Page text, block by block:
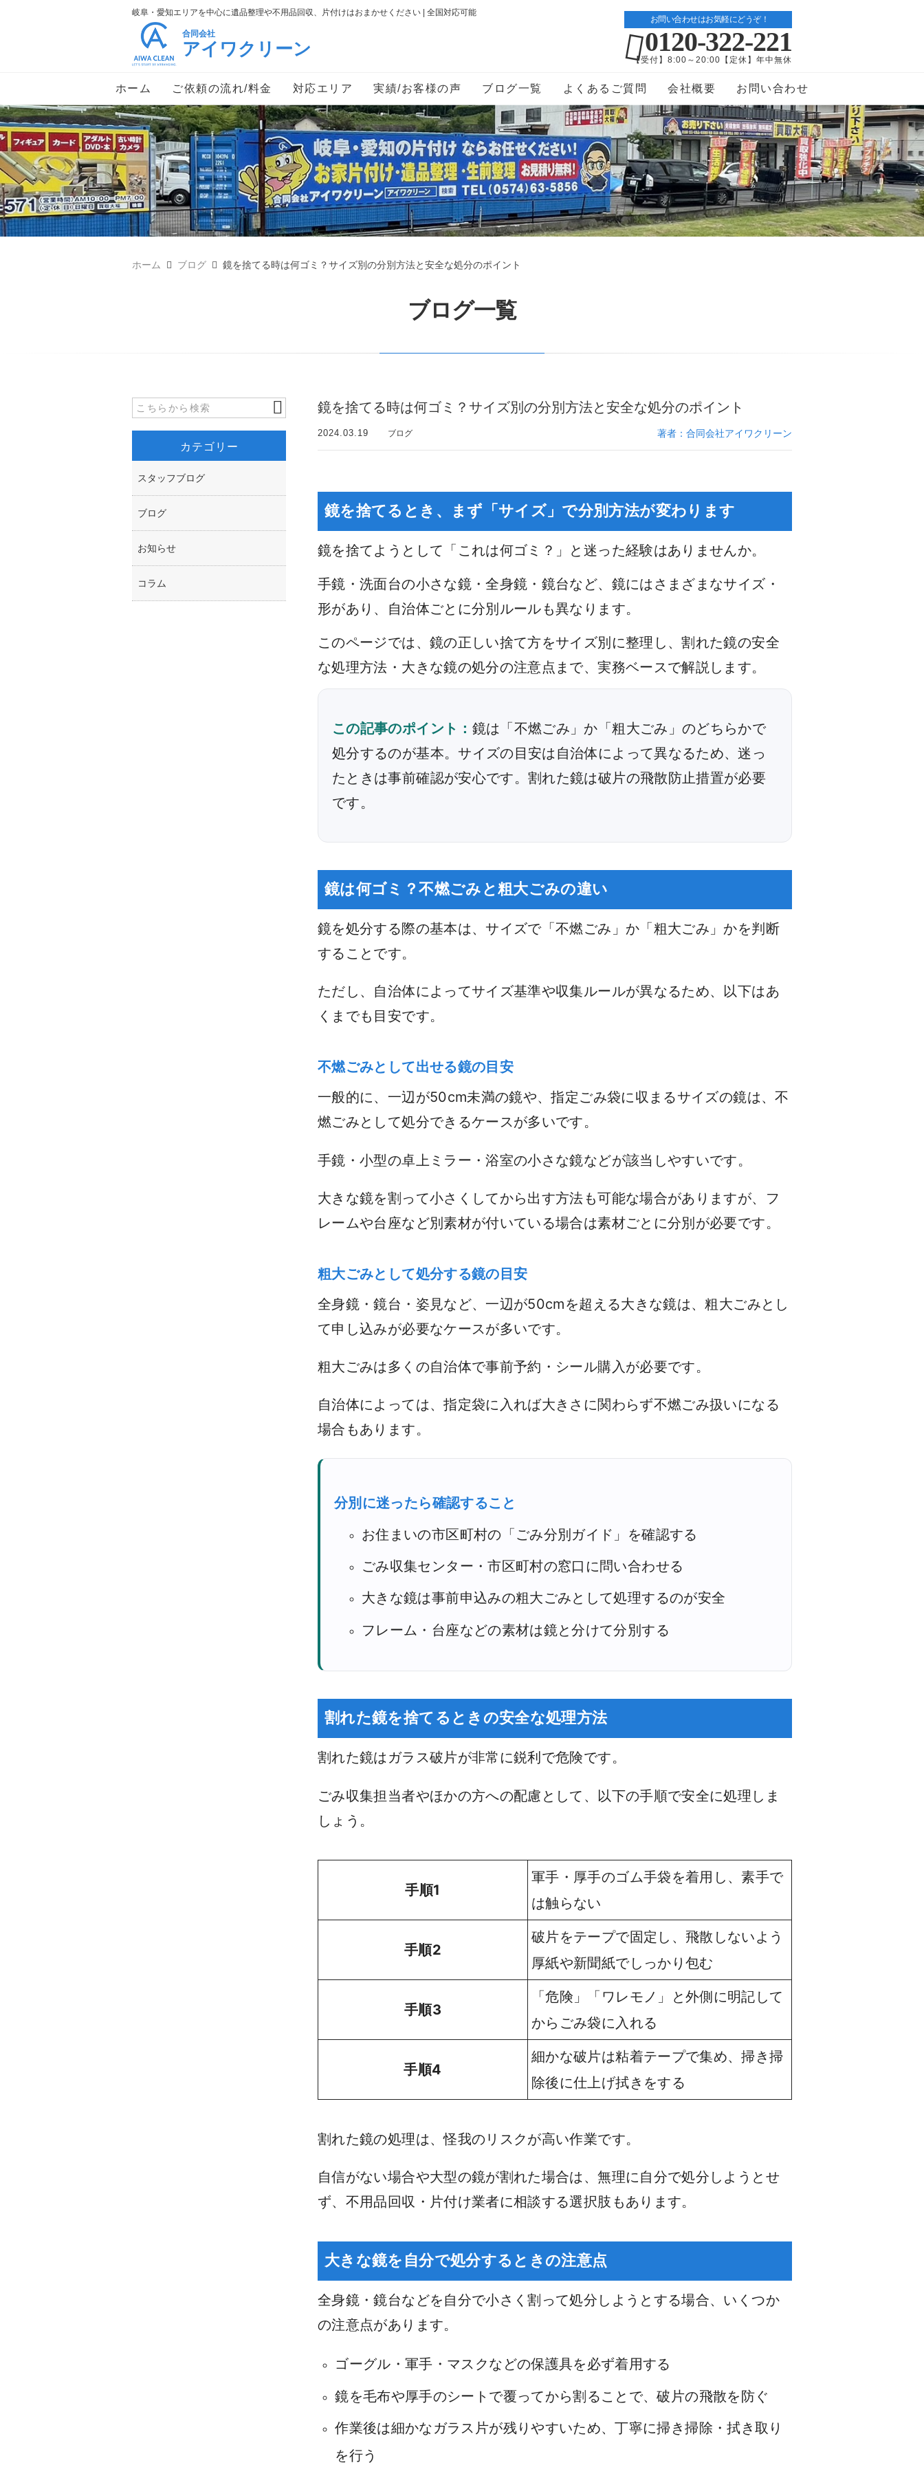
岐阜・愛知エリアを中心に遺品整理や不用品回収、片付けはおまかせください | 全国対応可能
合同会社
アイワクリーン
お問い合わせはお気軽にどうぞ！
0120-322-221
【受付】8:00～20:00【定休】年中無休
ホーム ご依頼の流れ/料金 対応エリア 実績/お客様の声 ブログ一覧 よくあるご質問 会社概要 お問い合わせ
ホーム ブログ 鏡を捨てる時は何ゴミ？サイズ別の分別方法と安全な処分のポイント
ブログ一覧
鏡を捨てる時は何ゴミ？サイズ別の分別方法と安全な処分のポイント
2024.03.19 ブログ 著者：合同会社アイワクリーン
鏡を捨てるとき、まず「サイズ」で分別方法が変わります
鏡を捨てようとして「これは何ゴミ？」と迷った経験はありませんか。
手鏡・洗面台の小さな鏡・全身鏡・鏡台など、鏡にはさまざまなサイズ・
形があり、自治体ごとに分別ルールも異なります。
このページでは、鏡の正しい捨て方をサイズ別に整理し、割れた鏡の安全
な処理方法・大きな鏡の処分の注意点まで、実務ベースで解説します。
この記事のポイント： 鏡は「不燃ごみ」か「粗大ごみ」のどちらかで
処分するのが基本。サイズの目安は自治体によって異なるため、迷っ
たときは事前確認が安心です。割れた鏡は破片の飛散防止措置が必要
です。
鏡は何ゴミ？不燃ごみと粗大ごみの違い
鏡を処分する際の基本は、サイズで「不燃ごみ」か「粗大ごみ」かを判断
することです。
ただし、自治体によってサイズ基準や収集ルールが異なるため、以下はあ
くまでも目安です。
不燃ごみとして出せる鏡の目安
一般的に、一辺が50cm未満の鏡や、指定ごみ袋に収まるサイズの鏡は、不
燃ごみとして処分できるケースが多いです。
手鏡・小型の卓上ミラー・浴室の小さな鏡などが該当しやすいです。
大きな鏡を割って小さくしてから出す方法も可能な場合がありますが、フ
レームや台座など別素材が付いている場合は素材ごとに分別が必要です。
粗大ごみとして処分する鏡の目安
全身鏡・鏡台・姿見など、一辺が50cmを超える大きな鏡は、粗大ごみとし
て申し込みが必要なケースが多いです。
粗大ごみは多くの自治体で事前予約・シール購入が必要です。
自治体によっては、指定袋に入れば大きさに関わらず不燃ごみ扱いになる
場合もあります。
分別に迷ったら確認すること
お住まいの市区町村の「ごみ分別ガイド」を確認する
ごみ収集センター・市区町村の窓口に問い合わせる
大きな鏡は事前申込みの粗大ごみとして処理するのが安全
フレーム・台座などの素材は鏡と分けて分別する
割れた鏡を捨てるときの安全な処理方法
割れた鏡はガラス破片が非常に鋭利で危険です。
ごみ収集担当者やほかの方への配慮として、以下の手順で安全に処理しま
しょう。
手順1
軍手・厚手のゴム手袋を着用し、素手で
は触らない
手順2
破片をテープで固定し、飛散しないよう
厚紙や新聞紙でしっかり包む
手順3
「危険」「ワレモノ」と外側に明記して
からごみ袋に入れる
手順4
細かな破片は粘着テープで集め、掃き掃
除後に仕上げ拭きをする
割れた鏡の処理は、怪我のリスクが高い作業です。
自信がない場合や大型の鏡が割れた場合は、無理に自分で処分しようとせ
ず、不用品回収・片付け業者に相談する選択肢もあります。
大きな鏡を自分で処分するときの注意点
全身鏡・鏡台などを自分で小さく割って処分しようとする場合、いくつか
の注意点があります。
ゴーグル・軍手・マスクなどの保護具を必ず着用する
鏡を毛布や厚手のシートで覆ってから割ることで、破片の飛散を防ぐ
作業後は細かなガラス片が残りやすいため、丁寧に掃き掃除・拭き取り
を行う
カテゴリー
スタッフブログ
ブログ
お知らせ
コラム